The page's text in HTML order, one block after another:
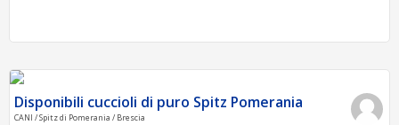
Disponibili cuccioli di puro Spitz Pomerania
CANI / Spitz di Pomerania / Brescia